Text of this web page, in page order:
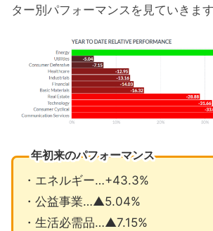
ター別パフォーマンスを見ていきます
年初来のパフォーマンス
・エネルギー…+43.3%
・公益事業…▲5.04%
・生活必需品…▲7.15%